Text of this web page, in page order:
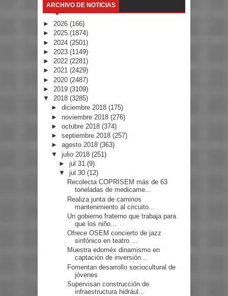
ARCHIVO DE NOTICIAS
► 2026 (166)
► 2025 (1874)
► 2024 (2501)
► 2023 (1149)
► 2022 (2281)
► 2021 (2429)
► 2020 (2487)
► 2019 (3109)
▼ 2018 (3285)
► diciembre 2018 (175)
► noviembre 2018 (276)
► octubre 2018 (374)
► septiembre 2018 (257)
► agosto 2018 (363)
▼ julio 2018 (251)
►jul 31(9)
▼jul 30(12)
Recolecta COPRISEM más de 63
toneladas de medicame...
Realiza junta de caminos
mantenimiento al circuito...
Un gobierno fraterno que trabaja para
que los niño...
Ofrece OSEM concierto de jazz
sinfónico en teatro ...
Muestra edoméx dinamismo en
captación de inversión...
Fomentan desarrollo sociocultural de
jóvenes
Supervisan construcción de
infraestructura hidrául...